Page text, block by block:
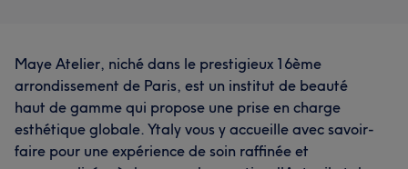
Maye Atelier, niché dans le prestigieux 16ème
arrondissement de Paris, est un institut de beauté
haut de gamme qui propose une prise en charge
esthétique globale. Ytaly vous y accueille avec savoir-
faire pour une expérience de soin raffinée et